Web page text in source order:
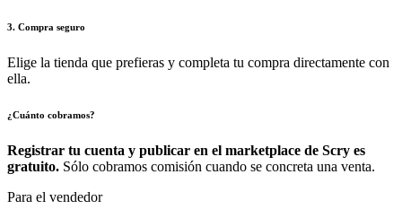
3. Compra seguro
Elige la tienda que prefieras y completa tu compra directamente con
ella.
¿Cuánto cobramos?
Registrar tu cuenta y publicar en el marketplace de Scry es
gratuito. Sólo cobramos comisión cuando se concreta una venta.
Para el vendedor